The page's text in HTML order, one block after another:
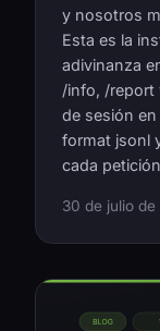
y nosotros
Esta es la
adivinanza
/info, /report
de sesión
format jsonl
cada
30 de julio de